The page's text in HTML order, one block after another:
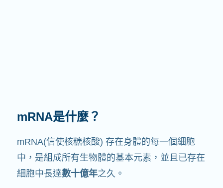
mRNA有何作用？
mRNA的中文翻譯是信使核糖核酸，就如它的名
字，它就是信使，會與細胞中其他協助製造蛋白
質的成份交互作用。